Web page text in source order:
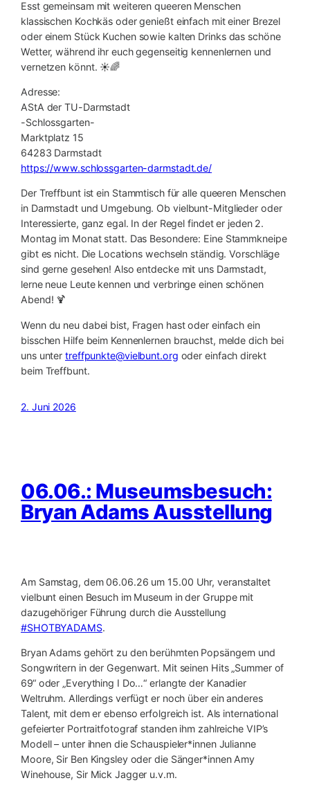
Esst gemeinsam mit weiteren queeren Menschen
klassischen Kochkäs oder genießt einfach mit einer Brezel
oder einem Stück Kuchen sowie kalten Drinks das schöne
Wetter, während ihr euch gegenseitig kennenlernen und
vernetzen könnt. ☀️🌈
Adresse:
AStA der TU-Darmstadt
-Schlossgarten-
Marktplatz 15
64283 Darmstadt
https://www.schlossgarten-darmstadt.de/
Der Treffbunt ist ein Stammtisch für alle queeren Menschen
in Darmstadt und Umgebung. Ob vielbunt-Mitglieder oder
Interessierte, ganz egal. In der Regel findet er jeden 2.
Montag im Monat statt. Das Besondere: Eine Stammkneipe
gibt es nicht. Die Locations wechseln ständig. Vorschläge
sind gerne gesehen! Also entdecke mit uns Darmstadt,
lerne neue Leute kennen und verbringe einen schönen
Abend! 🍹
Wenn du neu dabei bist, Fragen hast oder einfach ein
bisschen Hilfe beim Kennenlernen brauchst, melde dich bei
uns untertreffpunkte@vielbunt.org oder einfach direkt
beim Treffbunt.
2. Juni 2026
06.06.: Museumsbesuch:
Bryan Adams Ausstellung
Am Samstag, dem 06.06.26 um 15.00 Uhr, veranstaltet
vielbunt einen Besuch im Museum in der Gruppe mit
dazugehöriger Führung durch die Ausstellung
#SHOTBYADAMS.
Bryan Adams gehört zu den berühmten Popsängern und
Songwritern in der Gegenwart. Mit seinen Hits „Summer of
69“ oder „Everything I Do…“ erlangte der Kanadier
Weltruhm. Allerdings verfügt er noch über ein anderes
Talent, mit dem er ebenso erfolgreich ist. Als international
gefeierter Portraitfotograf standen ihm zahlreiche VIP’s
Modell – unter ihnen die Schauspieler*innen Julianne
Moore, Sir Ben Kingsley oder die Sänger*innen Amy
Winehouse, Sir Mick Jagger u.v.m.